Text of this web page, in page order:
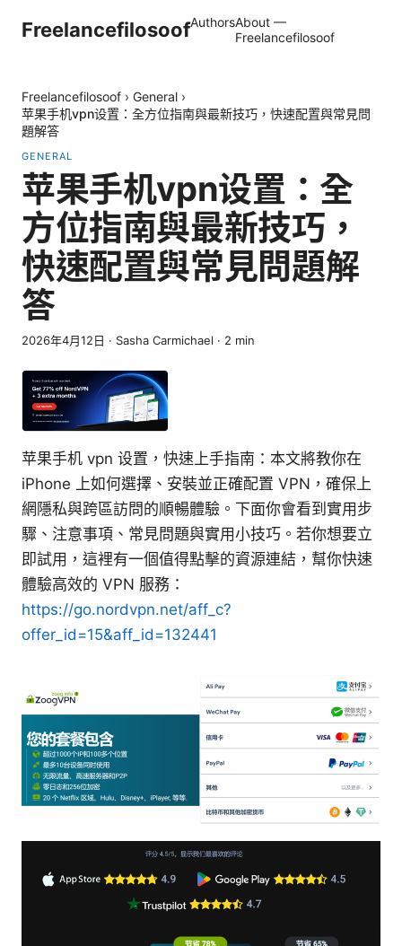
FreelancefilosoofAuthorsAbout —
Freelancefilosoof
Freelancefilosoof › General ›
苹果手机vpn设置：全方位指南與最新技巧，快速配置與常見問
題解答
GENERAL
苹果手机vpn设置：全
方位指南與最新技巧，
快速配置與常見問題解
答
2026年4月12日 · Sasha Carmichael · 2 min
苹果手机 vpn 设置，快速上手指南：本文將教你在
iPhone 上如何選擇、安裝並正確配置 VPN，確保上
網隱私與跨區訪問的順暢體驗。下面你會看到實用步
驟、注意事項、常見問題與實用小技巧。若你想要立
即試用，這裡有一個值得點擊的資源連結，幫你快速
體驗高效的 VPN 服務：
https://go.nordvpn.net/aff_c?
offer_id=15&aff_id=132441